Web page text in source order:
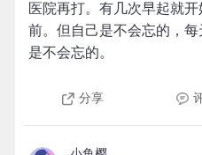
医院再打。有几次早起就
前。但自己是不会忘的，
是不会忘的。
分享